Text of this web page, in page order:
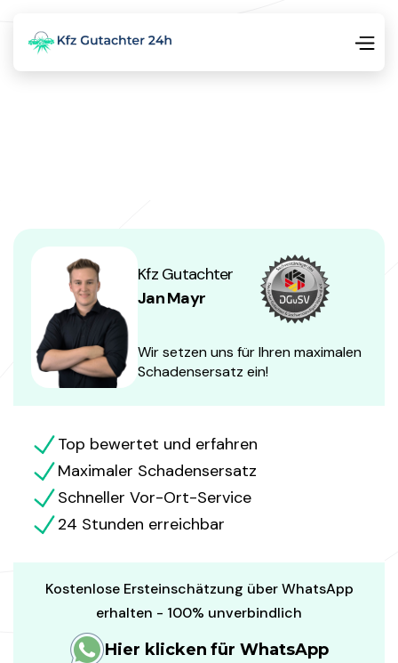
Kfz Gutachter
Jan Mayr
Wir setzen uns für Ihren maximalen
Schadensersatz ein!
Top bewertet und erfahren
Maximaler Schadensersatz
Schneller Vor-Ort-Service
24 Stunden erreichbar
Kostenlose Ersteinschätzung über WhatsApp
erhalten - 100% unverbindlich
Hier klicken für WhatsApp